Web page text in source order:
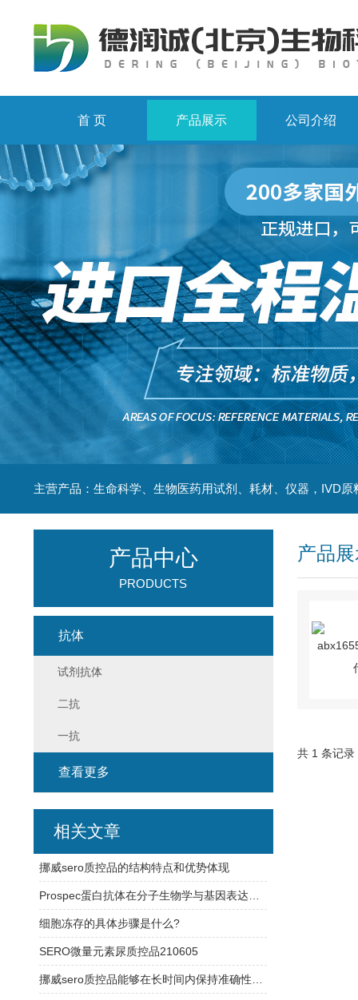
首 页 产品展示 公司介绍
主营产品：生命科学、生物医药用试剂、耗材、仪器，IVD原
产品
共 1 条记
产品中心
PRODUCTS
抗体
试剂抗体
二抗
一抗
查看更多
相关文章
挪威sero质控品的结构特点和优势体现
细胞冻存的具体步骤是什么?
SERO微量元素尿质控品210605